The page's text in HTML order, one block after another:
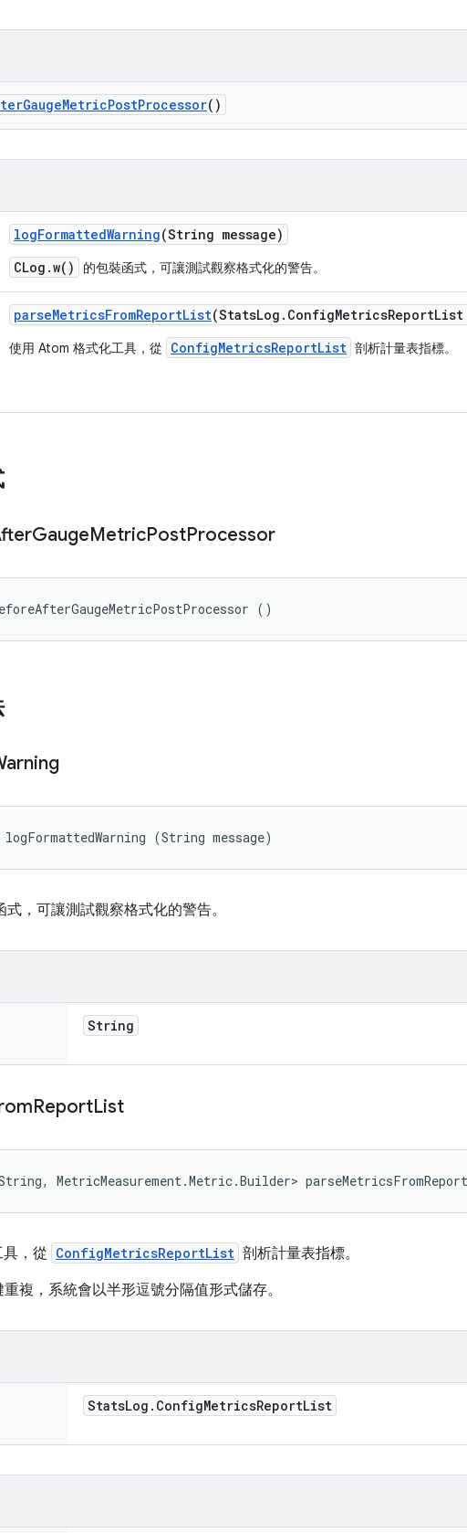
GaugeMetricPostProcessor()
logFormattedWarning(String message)
CLog.w()
的包裝函式，可讓測試觀察格式化的警告。
parseMetricsFromReportList(StatsLog . ConfigMetricsReport
使用 Atom 格式化工具，從 ConfigMetricsReportList 剖析計量表指標。
GaugeMetricPostProcessor
()
(String message)
式，可讓測試觀察格式化的警告。
String
ReportList
MetricMeasurement.Metric.Builder>
，從 ConfigMetricsReportList 剖析計量表指標。
複，系統會以半形逗號分隔值形式儲存。
StatsLog . ConfigMetricsReportList